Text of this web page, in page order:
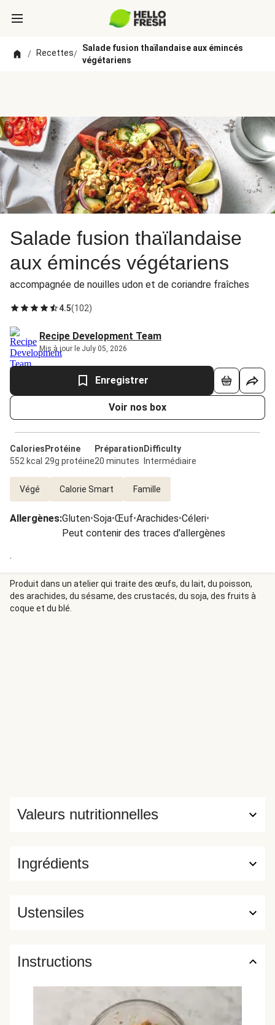
/ Recettes/
Salade fusion thaïlandaise aux émincés
végétariens
Salade fusion thaïlandaise
aux émincés végétariens
accompagnée de nouilles udon et de coriandre fraîches
4.5(102)
Recipe Development Team
Mis à jour le July 05, 2026
Enregistrer
Voir nos box
Calories
552 kcal
Protéine
29g protéine
Préparation
20 minutes
Difficulty
Intermédiaire
Végé Calorie Smart Famille
Allergènes:Gluten•Soja•Œuf•Arachides•Céleri•
Peut contenir des traces d'allergènes
.
Produit dans un atelier qui traite des œufs, du lait, du poisson,
des arachides, du sésame, des crustacés, du soja, des fruits à
coque et du blé.
Ingrédients
Valeurs nutritionnelles
Ustensiles
Instructions